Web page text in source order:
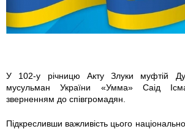
3
9
0
У 102-у річницю Акту Злуки муфтій
мусульман України «Умма» Саід
зверненням до співгромадян.
Підкресливши важливість цього